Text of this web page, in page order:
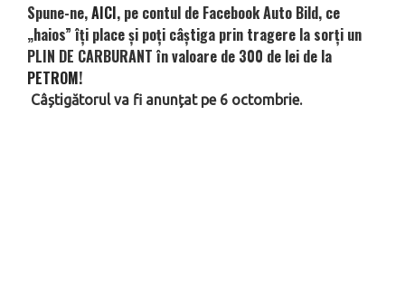
Spune-ne,AICI, pe contul de Facebook Auto Bild, ce
„haios” îți place și poți câștiga prin tragere la sorți un
PLIN DE CARBURANT în valoare de 300 de lei de la
PETROM!
Câștigătorul va fi anunțat pe 6 octombrie.